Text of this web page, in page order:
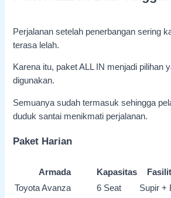
Perjalanan setelah penerbangan sering
terasa lelah.
Karena itu, paket ALL IN menjadi pilihan
digunakan.
Semuanya sudah termasuk sehingga
duduk santai menikmati perjalanan.
Paket Harian
Armada Kapasitas
Toyota Avanza
6 Seat Supir +